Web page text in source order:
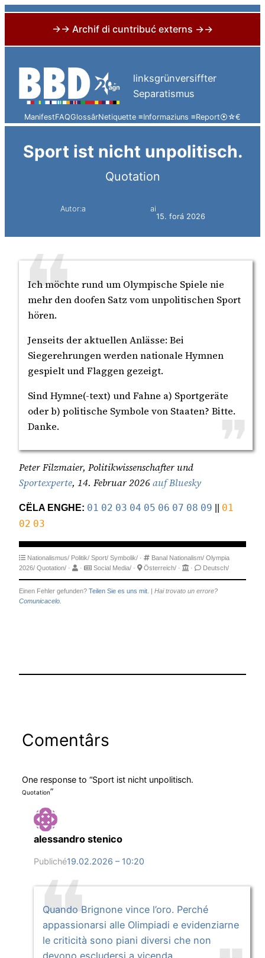
→→ Archif di cuntribuć externs →→
content
linksgrünversiffter
Separatismus
ManifestFAQGlossârNetiquette ≡Informaziuns ≡Report⦿☆€
Sport ist nicht unpolitisch.
Quotation
Autor:a
ai
15. forá 2026
Ich möchte rund um Olympische Spiele nie
mehr den doofen Satz vom unpolitischen Sport
hören.
Jenseits der aktuellen Anlässe: Bei
Siegerehrungen werden nationale Hymnen
gespielt und Flaggen gezeigt.
Sind Hymne(-text) und Fahne a) Sportgeräte
oder b) politische Symbole von Staaten? Bitte.
Danke.
Peter Filzmaier, Politikwissenschafter und
Sportexperte, 14. Februar 2026auf Bluesky
CËLA ENGHE: 01 02 03 04 05 06 07 08 09 || 01
02 03
Nationalismus/ Politik/ Sport/ Symbolik/ · Banal Nationalism/ Olympia
2026/ Quotation/ · · Social Media/ · Österreich/ · · Deutsch/
Einen Fehler gefunden? Teilen Sie es uns mit.
Hai trovato un errore?
Comunicacelo.
Comentârs
One response to “Sport ist nicht unpolitisch.
Quotation”
alessandro stenico
Publiché19.02.2026 – 10:20
Quando Brignone vince l’oro. Perché
appassionarsi alle Olimpiadi e evidenziarne
le criticità sono piani diversi che non
devono escludersi a vicenda